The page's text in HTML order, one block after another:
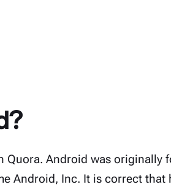
Quora. Android was originally
Android, Inc. It is correct that